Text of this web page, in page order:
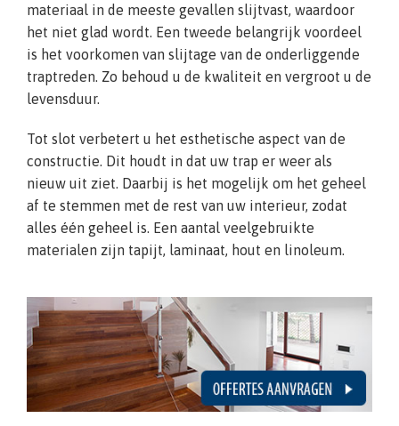
materiaal in de meeste gevallen slijtvast, waardoor
het niet glad wordt. Een tweede belangrijk voordeel
is het voorkomen van slijtage van de onderliggende
traptreden. Zo behoud u de kwaliteit en vergroot u de
levensduur.
Tot slot verbetert u het esthetische aspect van de
constructie. Dit houdt in dat uw trap er weer als
nieuw uit ziet. Daarbij is het mogelijk om het geheel
af te stemmen met de rest van uw interieur, zodat
alles één geheel is. Een aantal veelgebruikte
materialen zijn tapijt, laminaat, hout en linoleum.